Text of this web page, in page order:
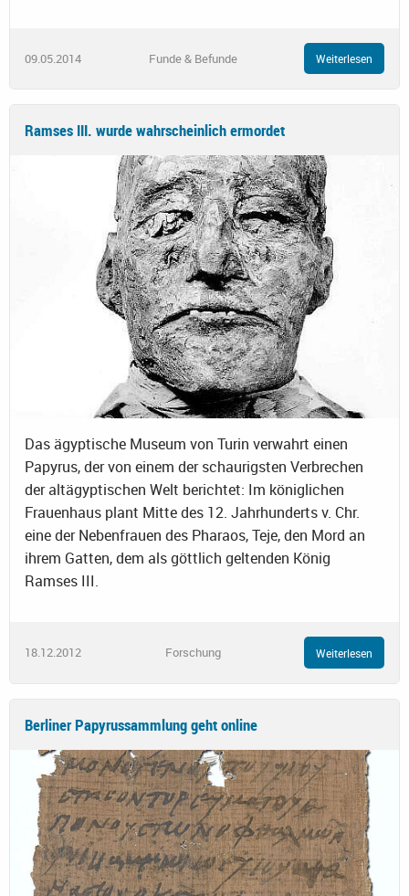
09.05.2014 Funde & Befunde Weiterlesen
Ramses III. wurde wahrscheinlich ermordet
Das ägyptische Museum von Turin verwahrt einen
Papyrus, der von einem der schaurigsten Verbrechen
der altägyptischen Welt berichtet: Im königlichen
Frauenhaus plant Mitte des 12. Jahrhunderts v. Chr.
eine der Nebenfrauen des Pharaos, Teje, den Mord an
ihrem Gatten, dem als göttlich geltenden König
Ramses III.
18.12.2012 Forschung Weiterlesen
Berliner Papyrussammlung geht online